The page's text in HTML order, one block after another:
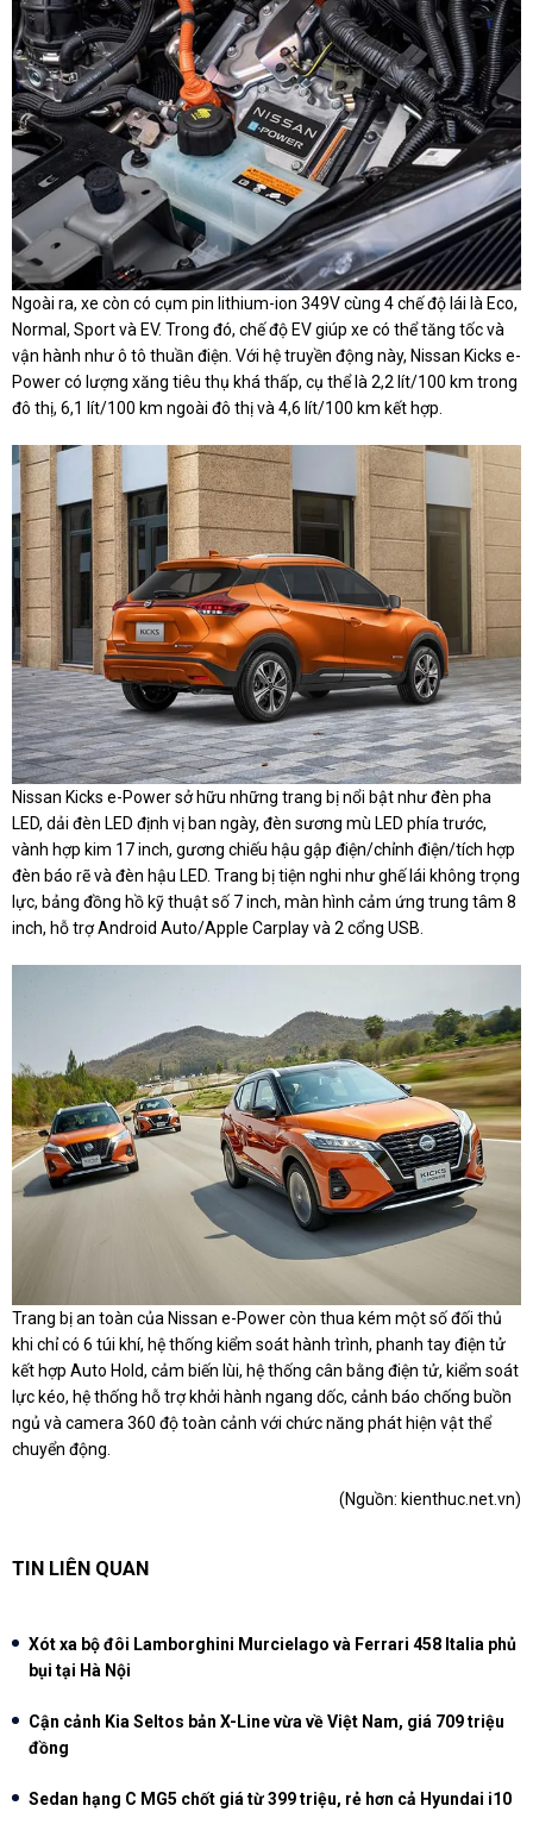
Ngoài ra, xe còn có cụm pin lithium-ion 349V cùng 4 chế độ lái là Eco,
Normal, Sport và EV. Trong đó, chế độ EV giúp xe có thể tăng tốc và
vận hành như ô tô thuần điện. Với hệ truyền động này, Nissan Kicks e-
Power có lượng xăng tiêu thụ khá thấp, cụ thể là 2,2 lít/100 km trong
đô thị, 6,1 lít/100 km ngoài đô thị và 4,6 lít/100 km kết hợp.
Nissan Kicks e-Power sở hữu những trang bị nổi bật như đèn pha
LED, dải đèn LED định vị ban ngày, đèn sương mù LED phía trước,
vành hợp kim 17 inch, gương chiếu hậu gập điện/chỉnh điện/tích hợp
đèn báo rẽ và đèn hậu LED. Trang bị tiện nghi như ghế lái không trọng
lực, bảng đồng hồ kỹ thuật số 7 inch, màn hình cảm ứng trung tâm 8
inch, hỗ trợ Android Auto/Apple Carplay và 2 cổng USB.
Trang bị an toàn của Nissan e-Power còn thua kém một số đối thủ
khi chỉ có 6 túi khí, hệ thống kiểm soát hành trình, phanh tay điện tử
kết hợp Auto Hold, cảm biến lùi, hệ thống cân bằng điện tử, kiểm soát
lực kéo, hệ thống hỗ trợ khởi hành ngang dốc, cảnh báo chống buồn
ngủ và camera 360 độ toàn cảnh với chức năng phát hiện vật thể
chuyển động.
(Nguồn: kienthuc.net.vn)
TIN LIÊN QUAN
Xót xa bộ đôi Lamborghini Murcielago và Ferrari 458 Italia phủ
bụi tại Hà Nội
Cận cảnh Kia Seltos bản X-Line vừa về Việt Nam, giá 709 triệu
đồng
Sedan hạng C MG5 chốt giá từ 399 triệu, rẻ hơn cả Hyundai i10